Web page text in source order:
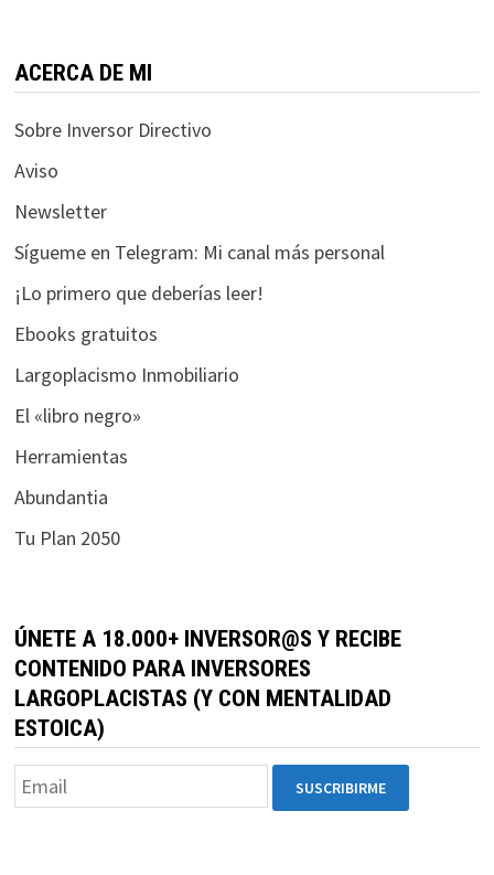
ACERCA DE MI
Sobre Inversor Directivo
Aviso
Newsletter
Sígueme en Telegram: Mi canal más personal
¡Lo primero que deberías leer!
Ebooks gratuitos
Largoplacismo Inmobiliario
El «libro negro»
Herramientas
Abundantia
Tu Plan 2050
ÚNETE A 18.000+ INVERSOR@S Y RECIBE
CONTENIDO PARA INVERSORES
LARGOPLACISTAS (Y CON MENTALIDAD
ESTOICA)
Para que
mejorar la
y estructura
de la web, en
se usa la web.
Experiencia
nuestra web
funcione lo
durante tu
visita. Si
cookies,
de la web.
Marketing
Al compartir tus
intereses y
comportamiento